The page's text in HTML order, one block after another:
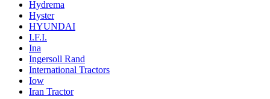
Hydrema
Hyster
HYUNDAI
I.F.I.
Ina
Ingersoll Rand
International Tractors
Iow
Iran Tractor